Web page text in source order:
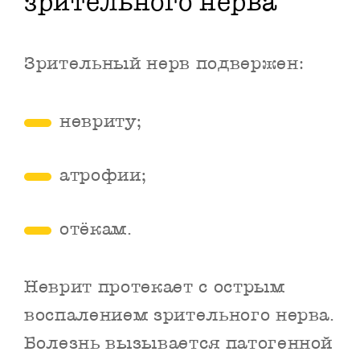
Зрительный нерв подвержен:
невриту;
атрофии;
отёкам.
Неврит протекает с острым
воспалением зрительного нерва.
Болезнь вызывается патогенной